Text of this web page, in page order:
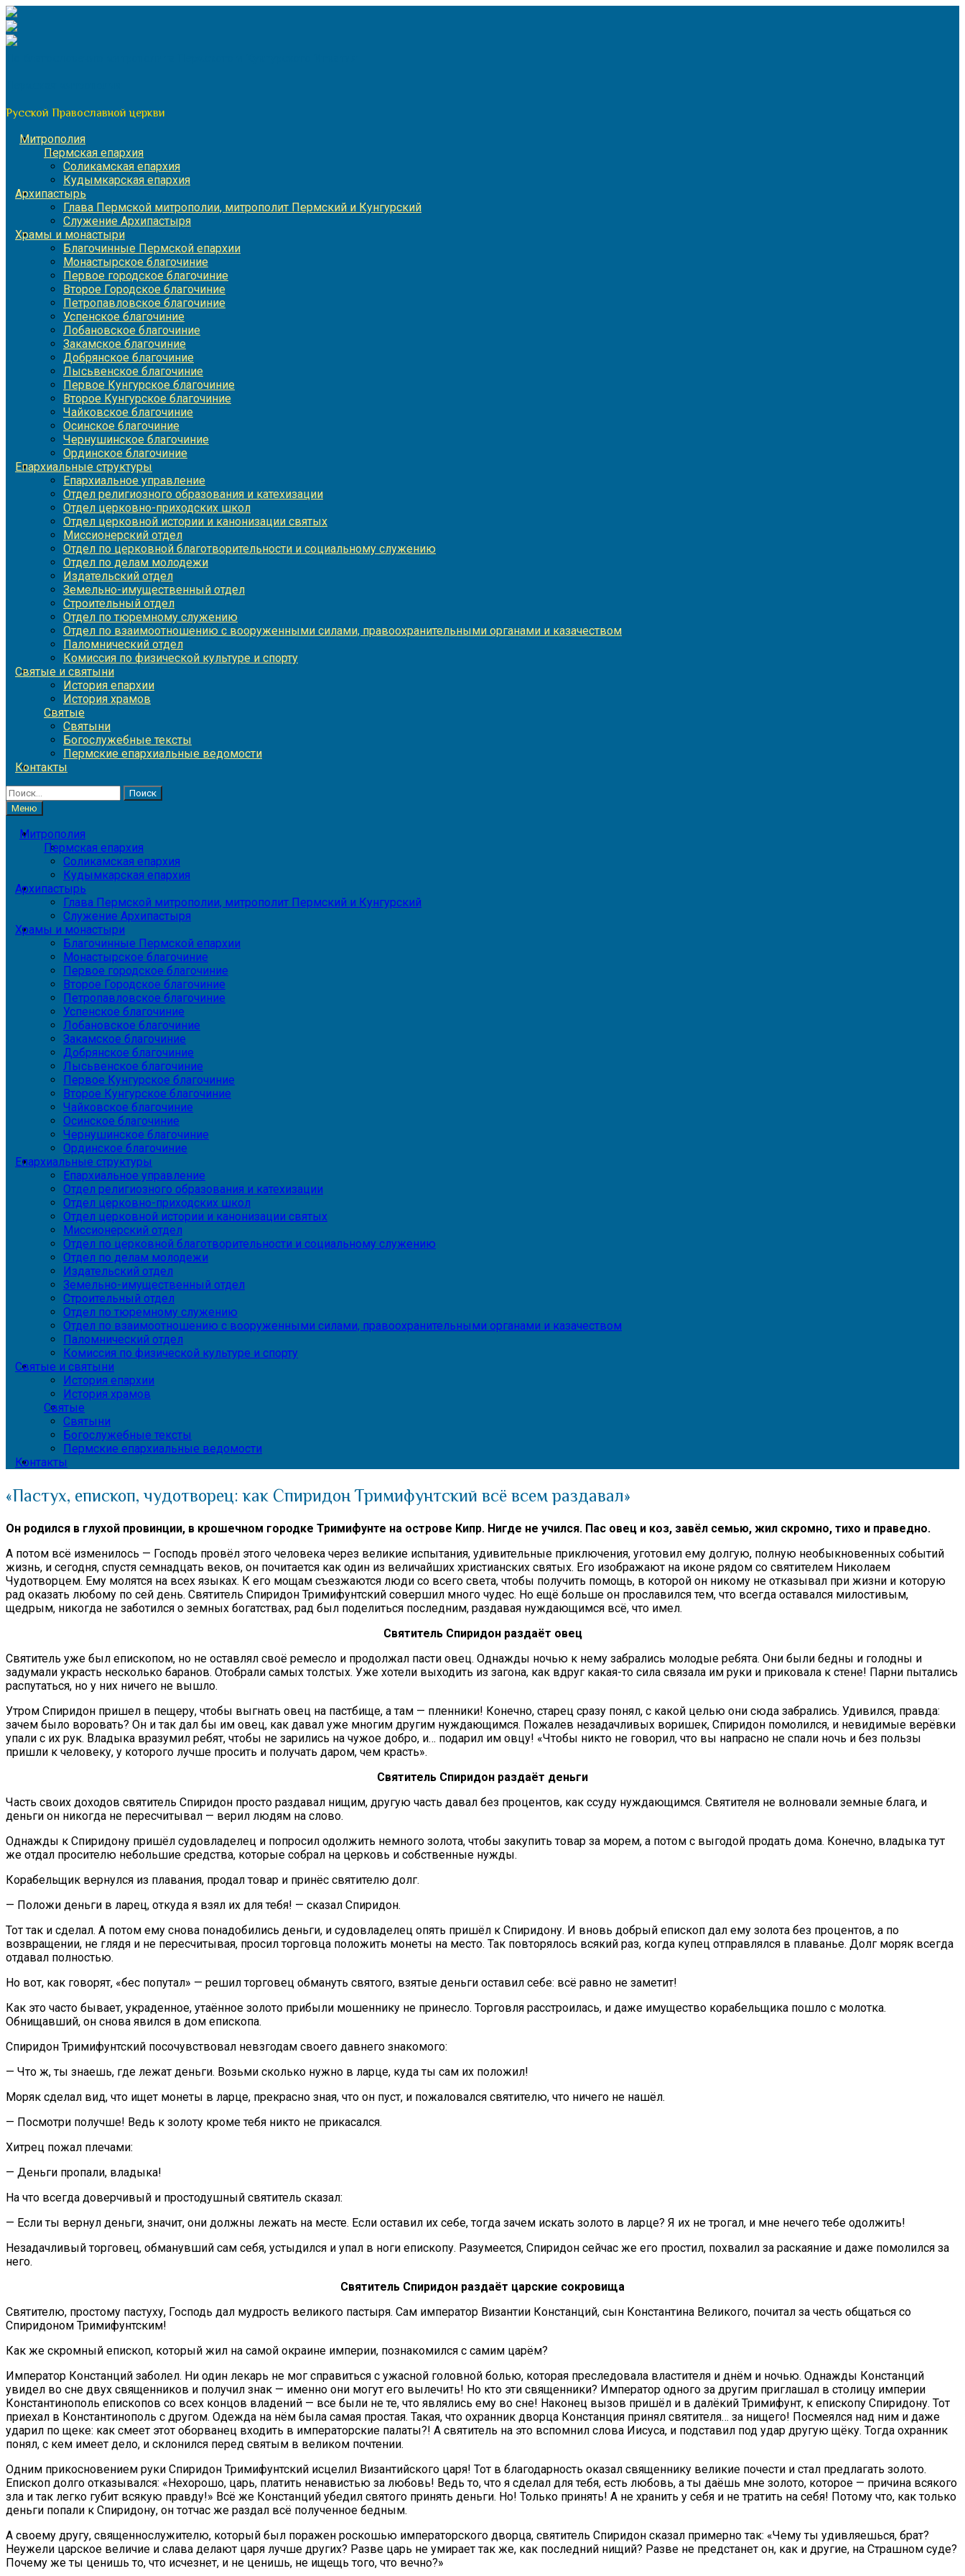
Перейти
к
содержимому
Русской Православной церкви
Митрополия
Пермская епархия
Соликамская епархия
Кудымкарская епархия
Архипастырь
Глава Пермской митрополии, митрополит Пермский и Кунгурский
Служение Архипастыря
Храмы и монастыри
Благочинные Пермской епархии
Монастырское благочиние
Первое городское благочиние
Второе Городское благочиние
Петропавловское благочиние
Успенское благочиние
Лобановское благочиние
Закамское благочиние
Добрянское благочиние
Лысьвенское благочиние
Первое Кунгурское благочиние
Второе Кунгурское благочиние
Чайковское благочиние
Осинское благочиние
Чернушинское благочиние
Ординское благочиние
Епархиальные структуры
Епархиальное управление
Отдел религиозного образования и катехизации
Отдел церковно-приходских школ
Отдел церковной истории и канонизации святых
Миссионерский отдел
Отдел по церковной благотворительности и социальному служению
Отдел по делам молодежи
Издательский отдел
Земельно-имущественный отдел
Строительный отдел
Отдел по тюремному служению
Отдел по взаимоотношению с вооруженными силами, правоохранительными органами и казачеством
Паломнический отдел
Комиссия по физической культуре и спорту
Святые и святыни
История епархии
История храмов
Святые
Святыни
Богослужебные тексты
Пермские епархиальные ведомости
Контакты
Найти:
Меню
Митрополия
Пермская епархия
Соликамская епархия
Кудымкарская епархия
Архипастырь
Глава Пермской митрополии, митрополит Пермский и Кунгурский
Служение Архипастыря
Храмы и монастыри
Благочинные Пермской епархии
Монастырское благочиние
Первое городское благочиние
Второе Городское благочиние
Петропавловское благочиние
Успенское благочиние
Лобановское благочиние
Закамское благочиние
Добрянское благочиние
Лысьвенское благочиние
Первое Кунгурское благочиние
Второе Кунгурское благочиние
Чайковское благочиние
Осинское благочиние
Чернушинское благочиние
Ординское благочиние
Епархиальные структуры
Епархиальное управление
Отдел религиозного образования и катехизации
Отдел церковно-приходских школ
Отдел церковной истории и канонизации святых
Миссионерский отдел
Отдел по церковной благотворительности и социальному служению
Отдел по делам молодежи
Издательский отдел
Земельно-имущественный отдел
Строительный отдел
Отдел по тюремному служению
Отдел по взаимоотношению с вооруженными силами, правоохранительными органами и казачеством
Паломнический отдел
Комиссия по физической культуре и спорту
Святые и святыни
История епархии
История храмов
Святые
Святыни
Богослужебные тексты
Пермские епархиальные ведомости
Контакты
«Пастух, епископ, чудотворец: как Спиридон Тримифунтский всё всем раздавал»
Он родился в глухой провинции, в крошечном городке Тримифунте на острове Кипр. Нигде не учился. Пас овец и коз, завёл семью, жил скромно, тихо и праведно.
А потом всё изменилось — Господь провёл этого человека через великие испытания, удивительные приключения, уготовил ему долгую, полную необыкновенных событий
жизнь, и сегодня, спустя семнадцать веков, он почитается как один из величайших христианских святых. Его изображают на иконе рядом со святителем Николаем
Чудотворцем. Ему молятся на всех языках. К его мощам съезжаются люди со всего света, чтобы получить помощь, в которой он никому не отказывал при жизни и которую
рад оказать любому по сей день. Святитель Спиридон Тримифунтский совершил много чудес. Но ещё больше он прославился тем, что всегда оставался милостивым,
щедрым, никогда не заботился о земных богатствах, рад был поделиться последним, раздавая нуждающимся всё, что имел.
Святитель Спиридон раздаёт овец
Святитель уже был епископом, но не оставлял своё ремесло и продолжал пасти овец. Однажды ночью к нему забрались молодые ребята. Они были бедны и голодны и
задумали украсть несколько баранов. Отобрали самых толстых. Уже хотели выходить из загона, как вдруг какая-то сила связала им руки и приковала к стене! Парни пытались
распутаться, но у них ничего не вышло.
Утром Спиридон пришел в пещеру, чтобы выгнать овец на пастбище, а там — пленники! Конечно, старец сразу понял, с какой целью они сюда забрались. Удивился, правда:
зачем было воровать? Он и так дал бы им овец, как давал уже многим другим нуждающимся. Пожалев незадачливых воришек, Спиридон помолился, и невидимые верёвки
упали с их рук. Владыка вразумил ребят, чтобы не зарились на чужое добро, и… подарил им овцу! «Чтобы никто не говорил, что вы напрасно не спали ночь и без пользы
пришли к человеку, у которого лучше просить и получать даром, чем красть».
Святитель Спиридон раздаёт деньги
Часть своих доходов святитель Спиридон просто раздавал нищим, другую часть давал без процентов, как ссуду нуждающимся. Святителя не волновали земные блага, и
деньги он никогда не пересчитывал — верил людям на слово.
Однажды к Спиридону пришёл судовладелец и попросил одолжить немного золота, чтобы закупить товар за морем, а потом с выгодой продать дома. Конечно, владыка тут
же отдал просителю небольшие средства, которые собрал на церковь и собственные нужды.
Корабельщик вернулся из плавания, продал товар и принёс святителю долг.
— Положи деньги в ларец, откуда я взял их для тебя! — сказал Спиридон.
Тот так и сделал. А потом ему снова понадобились деньги, и судовладелец опять пришёл к Спиридону. И вновь добрый епископ дал ему золота без процентов, а по
возвращении, не глядя и не пересчитывая, просил торговца положить монеты на место. Так повторялось всякий раз, когда купец отправлялся в плаванье. Долг моряк всегда
отдавал полностью.
Но вот, как говорят, «бес попутал» — решил торговец обмануть святого, взятые деньги оставил себе: всё равно не заметит!
Как это часто бывает, украденное, утаённое золото прибыли мошеннику не принесло. Торговля расстроилась, и даже имущество корабельщика пошло с молотка.
Обнищавший, он снова явился в дом епископа.
Спиридон Тримифунтский посочувствовал невзгодам своего давнего знакомого:
— Что ж, ты знаешь, где лежат деньги. Возьми сколько нужно в ларце, куда ты сам их положил!
Моряк сделал вид, что ищет монеты в ларце, прекрасно зная, что он пуст, и пожаловался святителю, что ничего не нашёл.
— Посмотри получше! Ведь к золоту кроме тебя никто не прикасался.
Хитрец пожал плечами:
— Деньги пропали, владыка!
На что всегда доверчивый и простодушный святитель сказал:
— Если ты вернул деньги, значит, они должны лежать на месте. Если оставил их себе, тогда зачем искать золото в ларце? Я их не трогал, и мне нечего тебе одолжить!
Незадачливый торговец, обманувший сам себя, устыдился и упал в ноги епископу. Разумеется, Спиридон сейчас же его простил, похвалил за раскаяние и даже помолился за
него.
Святитель Спиридон раздаёт царские сокровища
Святителю, простому пастуху, Господь дал мудрость великого пастыря. Сам император Византии Констанций, сын Константина Великого, почитал за честь общаться со
Спиридоном Тримифунтским!
Как же скромный епископ, который жил на самой окраине империи, познакомился с самим царём?
Император Констанций заболел. Ни один лекарь не мог справиться с ужасной головной болью, которая преследовала властителя и днём и ночью. Однажды Констанций
увидел во сне двух священников и получил знак — именно они могут его вылечить! Но кто эти священники? Император одного за другим приглашал в столицу империи
Константинополь епископов со всех концов владений — все были не те, что являлись ему во сне! Наконец вызов пришёл и в далёкий Тримифунт, к епископу Спиридону. Тот
приехал в Константинополь с другом. Одежда на нём была самая простая. Такая, что охранник дворца Констанция принял святителя… за нищего! Посмеялся над ним и даже
ударил по щеке: как смеет этот оборванец входить в императорские палаты?! А святитель на это вспомнил слова Иисуса, и подставил под удар другую щёку. Тогда охранник
понял, с кем имеет дело, и склонился перед святым в великом почтении.
Одним прикосновением руки Спиридон Тримифунтский исцелил Византийского царя! Тот в благодарность оказал священнику великие почести и стал предлагать золото.
Епископ долго отказывался: «Нехорошо, царь, платить ненавистью за любовь! Ведь то, что я сделал для тебя, есть любовь, а ты даёшь мне золото, которое — причина всякого
зла и так легко губит всякую правду!» Всё же Констанций убедил святого принять деньги. Но! Только принять! А не хранить у себя и не тратить на себя! Потому что, как только
деньги попали к Спиридону, он тотчас же раздал всё полученное бедным.
А своему другу, священнослужителю, который был поражен роскошью императорского дворца, святитель Спиридон сказал примерно так: «Чему ты удивляешься, брат?
Неужели царское величие и слава делают царя лучше других? Разве царь не умирает так же, как последний нищий? Разве не предстанет он, как и другие, на Страшном суде?
Почему же ты ценишь то, что исчезнет, и не ценишь, не ищещь того, что вечно?»